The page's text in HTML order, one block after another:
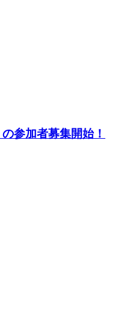
参加者募集開始！